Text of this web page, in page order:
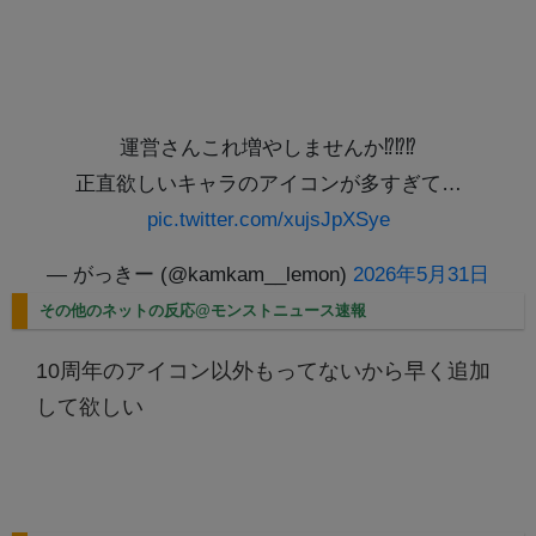
運営さんこれ増やしませんか⁉️⁉️⁉️
正直欲しいキャラのアイコンが多すぎて…
pic.twitter.com/xujsJpXSye
— がっきー (@kamkam__lemon) 2026年5月31日
その他のネットの反応@モンストニュース速報
10周年のアイコン以外もってないから早く追加
して欲しい